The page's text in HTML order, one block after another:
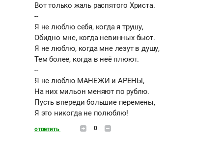
Вот только жаль распятого Христа.
--
Я не люблю себя, когда я трушу,
Обидно мне, когда невинных бьют.
Я не люблю, когда мне лезут в душу,
Тем более, когда в неё плюют.
--
Я не люблю МАНЕЖИ и АРЕНЫ,
На них мильон меняют по рублю.
Пусть впереди большие перемены,
Я это никогда не полюблю!
ответить 0